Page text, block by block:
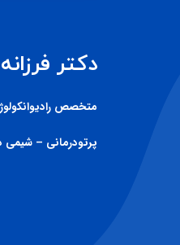
دکتر
متخصص
پرتودرمانی – شیمی